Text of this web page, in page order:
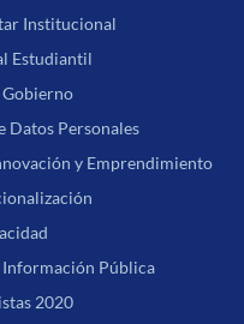
Institucional
Estudiantil
Datos Personales
y Emprendimiento
Información Pública
2020